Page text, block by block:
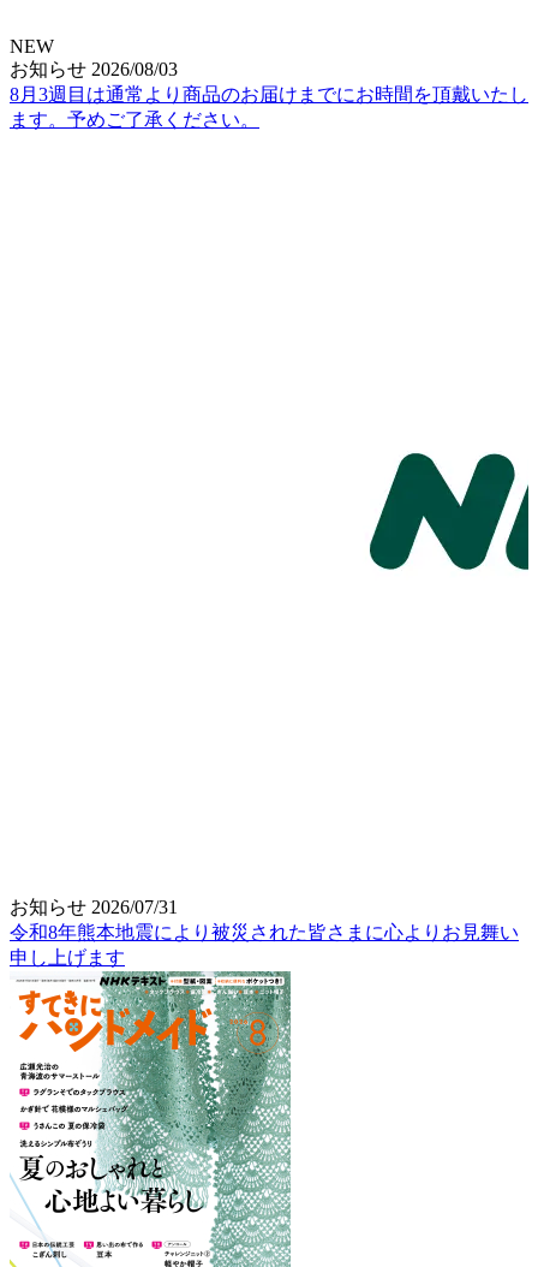
NEW
お知らせ 2026/08/03
8月3週目は通常より商品のお届けまでにお時間を頂戴いたし
ます。予めご了承ください。
お知らせ 2026/07/31
令和8年熊本地震により被災された皆さまに心よりお見舞い
申し上げます